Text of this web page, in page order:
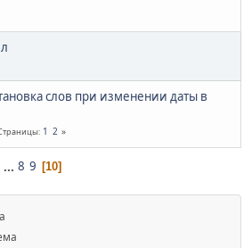
слов при изменении даты в
1 2
... 8 9 10